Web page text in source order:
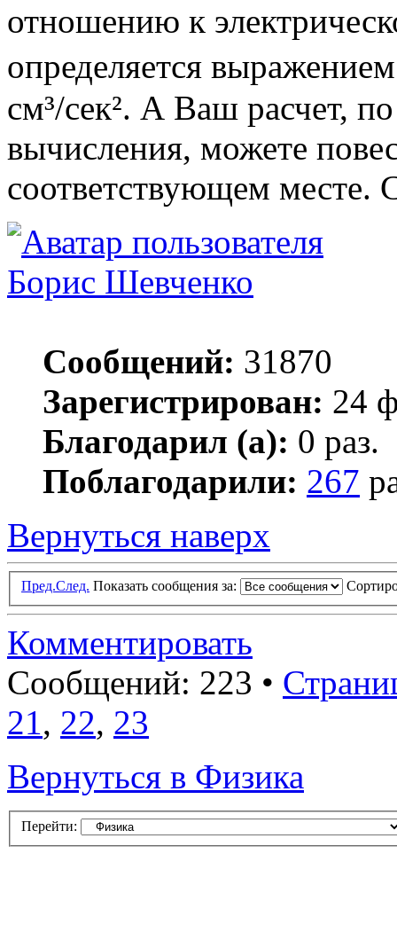
отношению к
определяется выражением
см³/сек². А Ваш расчет,
вычисления, можете
соответствующем месте.
Борис Шевченко
Сообщений: 31870
Зарегистрирован: 24
Благодарил (а): 0 раз.
Поблагодарили: 267
Вернуться наверх
Пред.След. Показать сообщения за:
Комментировать
Сообщений: 223 •
21, 22, 23
Вернуться в Физика
Перейти: